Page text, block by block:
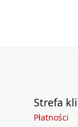
Strefa
Płatności